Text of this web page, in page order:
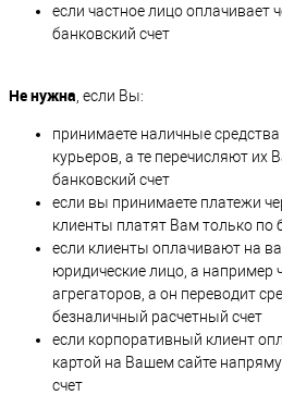
если частное лицо оплачивает
банковский счет
Не нужна, если Вы:
принимаете наличные
курьеров, а те перечисляют их
банковский счет
если вы принимаете платежи
клиенты платят Вам только по
если клиенты оплачивают на
юридические лицо, а например
агрегаторов, а он переводит
безналичный расчетный счет
если корпоративный клиент
картой на Вашем сайте
счет